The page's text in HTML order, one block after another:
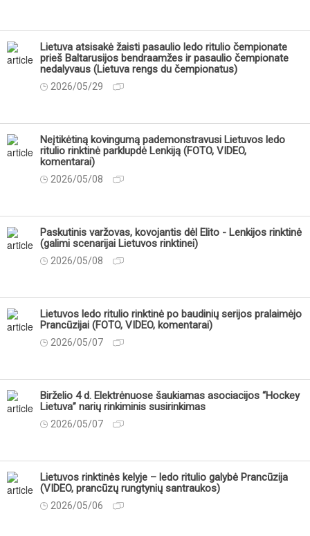
Lietuva atsisakė žaisti pasaulio ledo ritulio čempionate
prieš Baltarusijos bendraamžes ir pasaulio čempionate
nedalyvaus (Lietuva rengs du čempionatus)
2026/05/29
Neįtikėtiną kovingumą pademonstravusi Lietuvos ledo
ritulio rinktinė parklupdė Lenkiją (FOTO, VIDEO,
komentarai)
2026/05/08
Paskutinis varžovas, kovojantis dėl Elito - Lenkijos rinktinė
(galimi scenarijai Lietuvos rinktinei)
2026/05/08
Lietuvos ledo ritulio rinktinė po baudinių serijos pralaimėjo
Prancūzijai (FOTO, VIDEO, komentarai)
2026/05/07
Birželio 4 d. Elektrėnuose šaukiamas asociacijos “Hockey
Lietuva” narių rinkiminis susirinkimas
2026/05/07
Lietuvos rinktinės kelyje – ledo ritulio galybė Prancūzija
(VIDEO, prancūzų rungtynių santraukos)
2026/05/06